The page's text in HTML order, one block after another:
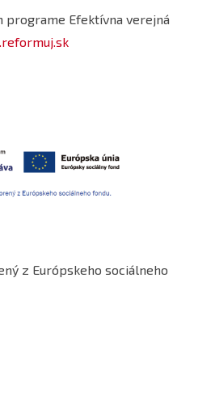
programe Efektívna verejná
z Európskeho sociálneho